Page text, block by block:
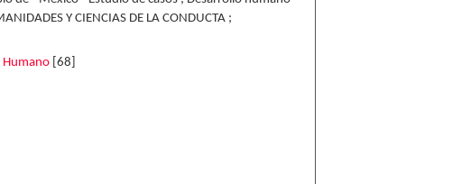
Y CIENCIAS DE LA CONDUCTA ;
Humano [68]